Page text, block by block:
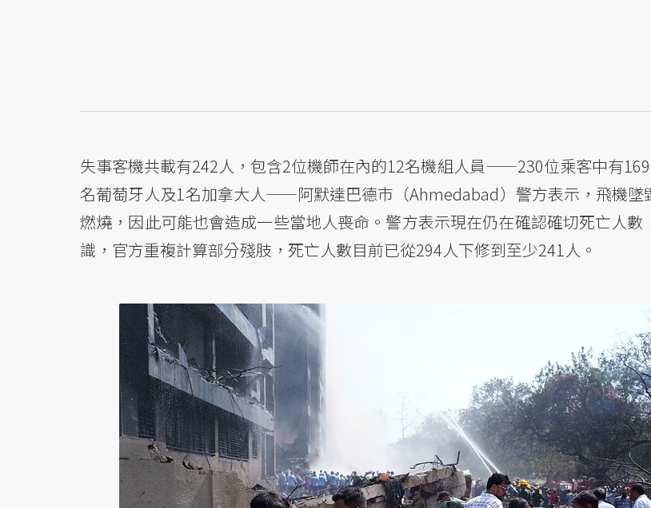
失事客機共載有242人，包含2位機師在內的12名機組人員——230位乘客中有
名葡萄牙人及1名加拿大人——阿默達巴德巿（Ahmedabad）警方表示，飛機墜
燃燒，因此可能也會造成一些當地人喪命。警方表示現在仍在確認確切死亡人
識，官方重複計算部分殘肢，死亡人數目前已從294人下修到至少241人。